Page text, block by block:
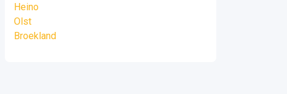
Heino
Olst
Broekland